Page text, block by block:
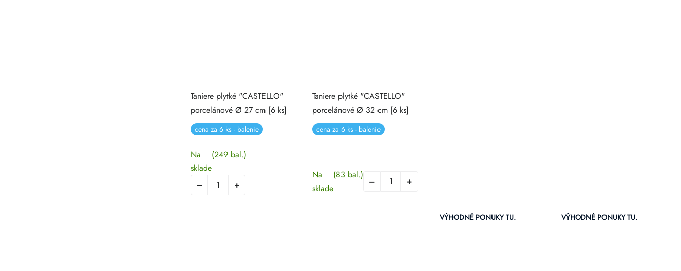
Taniere plytké "CASTELLO"
porcelánové Ø 27 cm [6 ks]
cena za 6 ks - balenie
Na
sklade
(249 bal.)
Taniere plytké "CASTELLO"
porcelánové Ø 32 cm [6 ks]
cena za 6 ks - balenie
Na
sklade
(83 bal.)
VÝHODNÉ PONUKY TU. VÝHODNÉ PONUKY TU.